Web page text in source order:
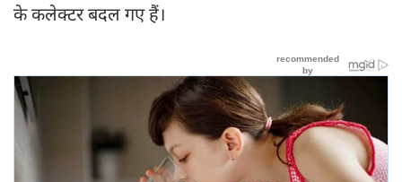
के कलेक्टर बदल गए हैं।